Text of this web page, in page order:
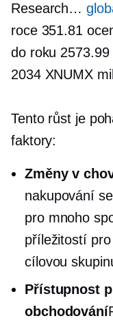
Research…
roce 351.81
do roku
2034 XNUMX
Tento růst je
faktory:
Změny v
nakupování
pro mnoho
příležitostí
cílovou
Přístupnost
obchodování